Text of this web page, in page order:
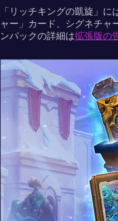
「リッチキングの凱旋」
ャー」カード、シグネチャ
ンパックの詳細は拡張版の